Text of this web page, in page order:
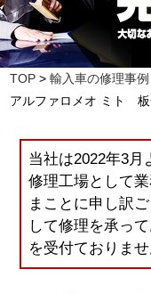
TOP >輸入車の修理事例
アルファロメオ ミト 板
当社は2022年3月
修理工場として
まことに申し訳
して修理を承っ
を受付ておりませ